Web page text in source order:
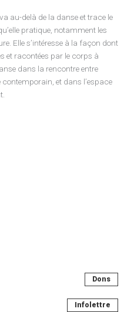
au-delà de la danse et trace le
pratique, notamment les
Elle s’intéresse à la façon dont
et racontées par le corps à
dans la rencontre entre
contemporain, et dans l’espace
Dons
Infolettre